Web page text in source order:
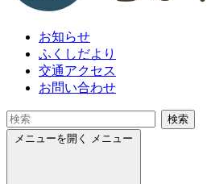
お知らせ
ふくしだより
交通アクセス
お問い合わせ
検索
メニューを開く
メニュー